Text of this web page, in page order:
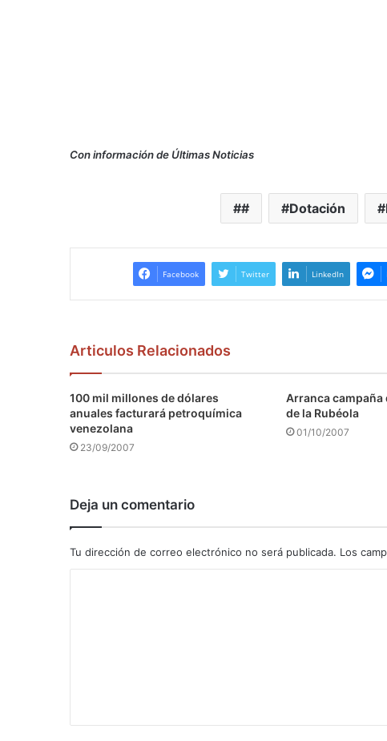
Con información de Últimas Noticias
# Dotación
Facebook Twitter LinkedIn
Articulos Relacionados
100 mil millones de dólares
anuales facturará petroquímica
venezolana
23/09/2007
Arranca
de la Rubéola
01/10/2007
Deja un comentario
Tu dirección de correo electrónico no será publicada. Los
a